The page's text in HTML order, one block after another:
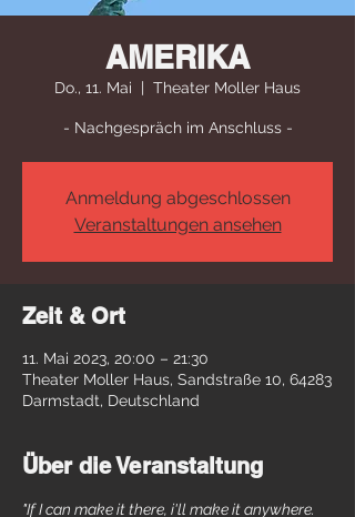
AMERIKA
Do., 11. Mai
  |
Theater Moller Haus
- Nachgespräch im Anschluss -
Anmeldung abgeschlossen
Veranstaltungen ansehen
Zeit & Ort
11. Mai 2023, 20:00 – 21:30
Theater Moller Haus, Sandstraße 10, 64283
Darmstadt, Deutschland
Über die Veranstaltung
"If I can make it there, i'll make it anywhere.